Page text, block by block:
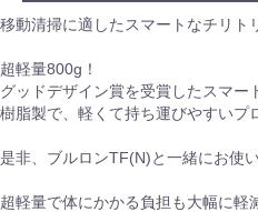
移動清掃に適したスマートなチリト
超軽量800g！
グッドデザイン賞を受賞したスマー
樹脂製で、軽くて持ち運びやすいプ
是非、ブルロンTF(N)と一緒にお使い
超軽量で体にかかる負担も大幅に軽